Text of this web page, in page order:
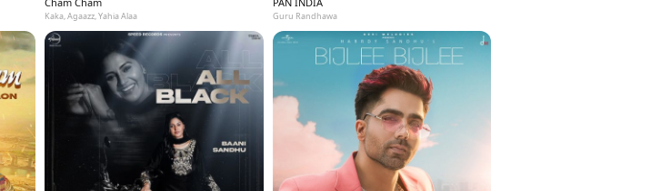
Kaka, Agaazz, Yahia Alaa Guru Randhawa